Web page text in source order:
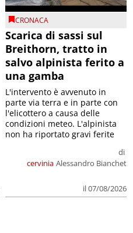
CRONACA
Scarica di sassi sul
Breithorn, tratto in
salvo alpinista ferito a
una gamba
cervinia
di
Alessandro Bianchet
il 07/08/2026
L'intervento è avvenuto in
parte via terra e in parte con
l'elicottero a causa delle
condizioni meteo. L'alpinista
non ha riportato gravi ferite